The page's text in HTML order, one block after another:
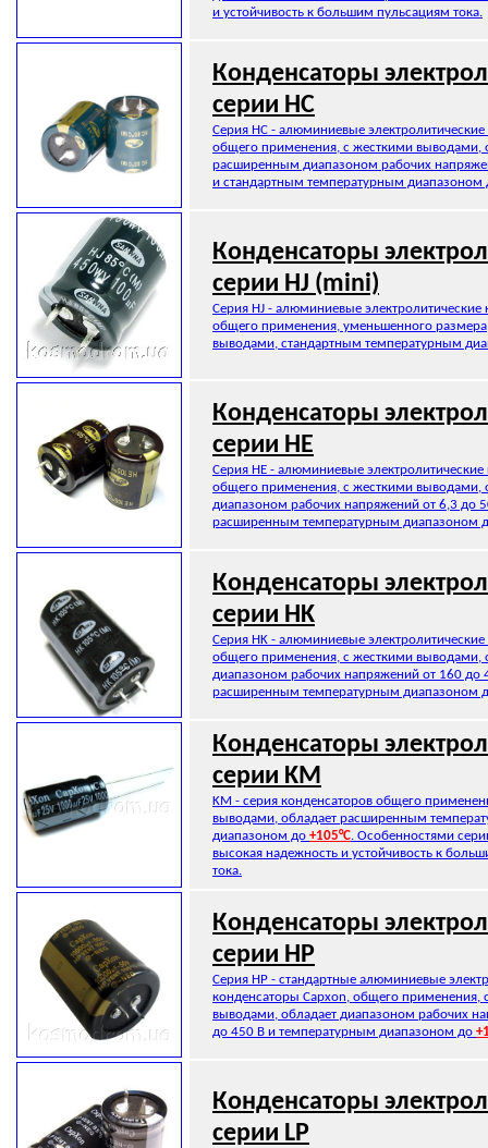
и устойчивость к большим пульсациям тока.
Конденсаторы
серии HC
Серия HC - алюминиевые
общего применения, с жесткими выводами,
расширенным диапазоном рабочих
и стандартным температурным диапазоном
Конденсаторы
серии HJ (mini)
Серия HJ - алюминиевые электролитические
общего применения, уменьшенного
выводами, стандартным температурным
Конденсаторы
серии HE
Серия HE - алюминиевые
общего применения, с жесткими выводами,
диапазоном рабочих напряжений от 6,3 до
расширенным температурным диапазоном
Конденсаторы
серии HK
Серия HK - алюминиевые
общего применения, с жесткими выводами,
диапазоном рабочих напряжений от 160 до
расширенным температурным диапазоном
Конденсаторы
серии KM
KM - серия конденсаторов общего
выводами, обладает расширенным
диапазоном до +105°C. Особенностями
высокая надежность и устойчивость к
тока.
Конденсаторы
серии HP
Серия HP - стандартные алюминиевые
конденсаторы Capxon, общего применения,
выводами, обладает диапазоном рабочих
до 450 В и температурным диапазоном до
Конденсаторы
серии LP